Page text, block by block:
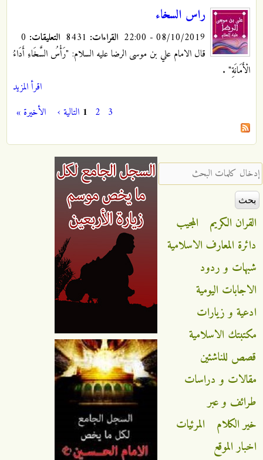
راس السخاء
08/10/2019 - 22:00 القراءات: التعليقات:
قال الامام علي بن موسى الرضا عليه السلام: "رَأْسُ السَّخَاءِ أَدَاءُ
الْأَمَانَةِ" .
اقرأ المزيد
الصفحات 1 2 3 التالية › الأخيرة »
‏إدخال كلمات البحث ‏
القران الكريم
المجيب
دائرة المعارف الاسلامية
شبهات و ردود
الاجابات اليومية
ادعية و زيارات
مكتبتك الاسلامية
قصص للناشئين
مقالات و دراسات
طرائف و عبر
خير الكلام
المرئيات
اخبار الموقع